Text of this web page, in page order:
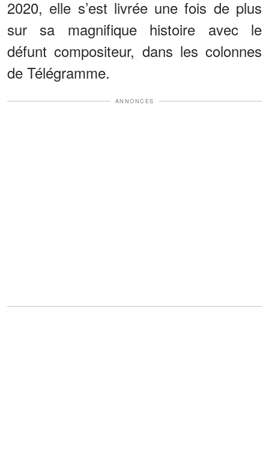
2020, elle s’est livrée une fois de plus
sur sa magnifique histoire avec le
défunt compositeur, dans les colonnes
de Télégramme.
ANNONCES